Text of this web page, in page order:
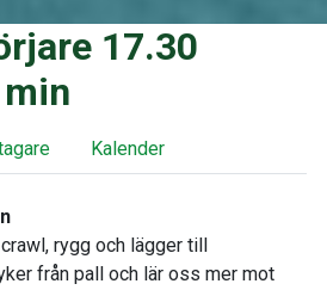
17.30
Kalender
rygg och lägger till
från pall och lär oss mer mot